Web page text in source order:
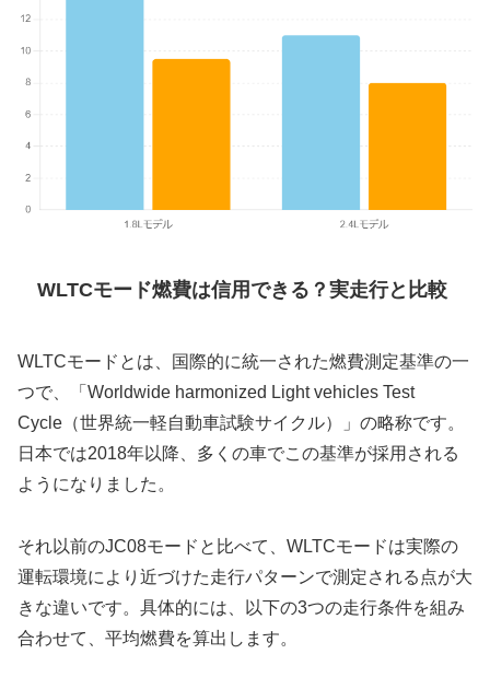
WLTCモード燃費は信用できる？実走行と比較
WLTCモードとは、国際的に統一された燃費測定基準の一
つで、「Worldwide harmonized Light vehicles Test
Cycle（世界統一軽自動車試験サイクル）」の略称です。
日本では2018年以降、多くの車でこの基準が採用される
ようになりました。
それ以前のJC08モードと比べて、WLTCモードは実際の
運転環境により近づけた走行パターンで測定される点が大
きな違いです。具体的には、以下の3つの走行条件を組み
合わせて、平均燃費を算出します。